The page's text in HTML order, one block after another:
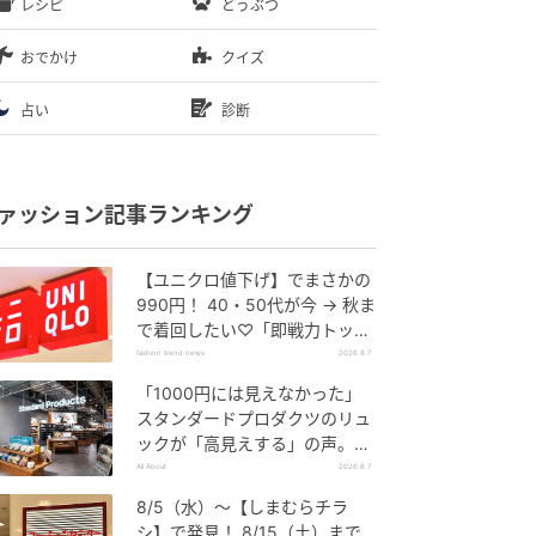
レシピ どうぶつ
おでかけ クイズ
占い 診断
ッション記事ランキング
【ユニクロ値下げ】でまさかの
990円！ 40・50代が今 → 秋ま
で着回したい♡「即戦力トップ
ス」
fashion trend news 2026.8.7
「1000円には見えなかった」
スタンダードプロダクツのリュ
ックが「高見えする」の声。2
個購入する人も
All About 2026.8.7
8/5（水）〜【しまむらチラ
シ】で発見！ 8/15（土）まで